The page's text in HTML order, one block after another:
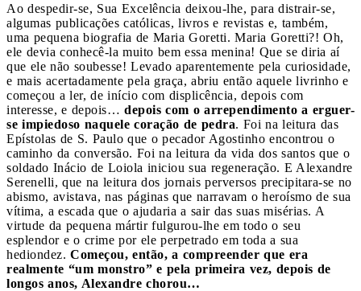
Ao despedir-se, Sua Excelência deixou-lhe, para distrair-se,
algumas publicações católicas, livros e revistas e, também,
uma pequena biografia de Maria Goretti. Maria Goretti?! Oh,
ele devia conhecê-la muito bem essa menina! Que se diria aí
que ele não soubesse! Levado aparentemente pela curiosidade,
e mais acertadamente pela graça, abriu então aquele livrinho e
começou a ler, de início com displicência, depois com
interesse, e depois… depois com o arrependimento a erguer-
se impiedoso naquele coração de pedra. Foi na leitura das
Epístolas de S. Paulo que o pecador Agostinho encontrou o
caminho da conversão. Foi na leitura da vida dos santos que o
soldado Iná­cio de Loiola iniciou sua regeneração. E Alexandre
Serenelli, que na leitura dos jornais perversos precipitara-se no
abismo, avistava, nas páginas que narravam o heroísmo de sua
vítima, a escada que o ajudaria a sair das suas misérias. A
virtude da pequena mártir fulgurou-lhe em todo o seu
esplendor e o crime por ele perpetrado em toda a sua
hediondez. Começou, então, a compreender que era
realmente “um monstro” e pela primeira vez, depois de
longos anos, Alexandre chorou…